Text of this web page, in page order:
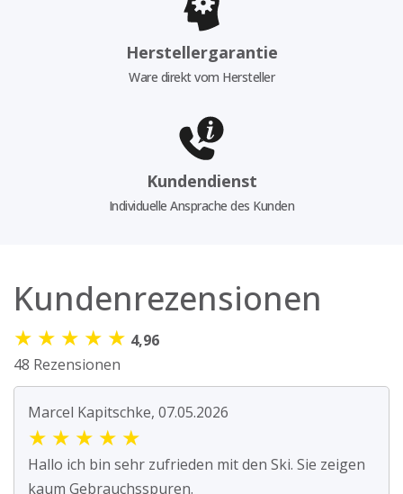
Herstellergarantie
Ware direkt vom Hersteller
Kundendienst
Individuelle Ansprache des Kunden
Kundenrezensionen
★ ★ ★ ★ ★ 4,96
48 Rezensionen
Marcel Kapitschke, 07.05.2026
★ ★ ★ ★ ★
Hallo ich bin sehr zufrieden mit den Ski. Sie zeigen
kaum Gebrauchsspuren.